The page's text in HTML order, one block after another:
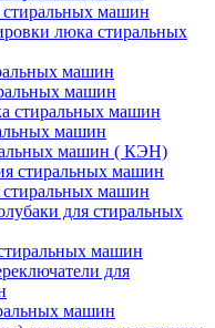
машин
люка стиральных
машин
машин
стиральных машин
машин
машин ( КЭН)
стиральных машин
стиральных машин
для стиральных
машин
для
машин